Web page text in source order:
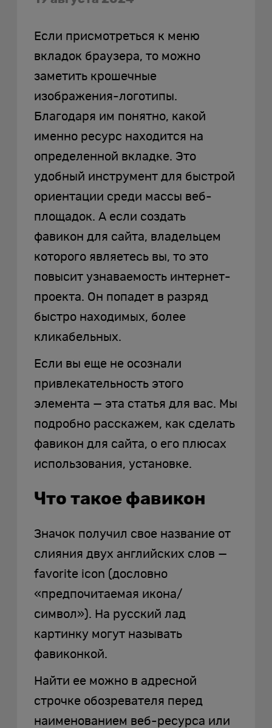
Если присмотреться к меню
вкладок браузера, то можно
заметить крошечные
изображения-логотипы.
Благодаря им понятно, какой
именно ресурс находится на
определенной вкладке. Это
удобный инструмент для быстрой
ориентации среди массы веб-
площадок. А если создать
фавикон для сайта, владельцем
которого являетесь вы, то это
повысит узнаваемость интернет-
проекта. Он попадет в разряд
быстро находимых, более
кликабельных.
Если вы еще не осознали
привлекательность этого
элемента — эта статья для вас. Мы
подробно расскажем, как сделать
фавикон для сайта, о его плюсах
использования, установке.
Что такое фавикон
Значок получил свое название от
слияния двух английских слов —
favorite icon (дословно
«предпочитаемая икона/
символ»). На русский лад
картинку могут называть
фавиконкой.
Найти ее можно в адресной
строчке обозревателя перед
наименованием веб-ресурса или